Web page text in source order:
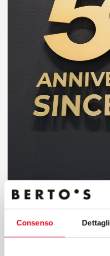
Consenso Dettagli